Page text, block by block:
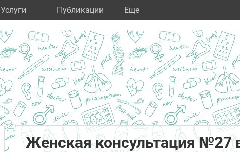
Услуги Публикации Eще
Женская консультация №27